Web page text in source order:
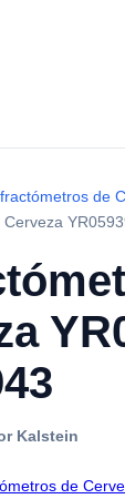
de
Kalstein
de